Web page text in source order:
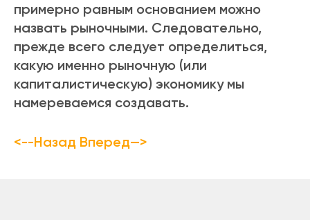
примерно равным основанием можно
назвать рыночными. Следовательно,
прежде всего следует определиться,
какую именно рыночную (или
капиталистическую) экономику мы
намереваемся создавать.
<--Назад Вперед—>